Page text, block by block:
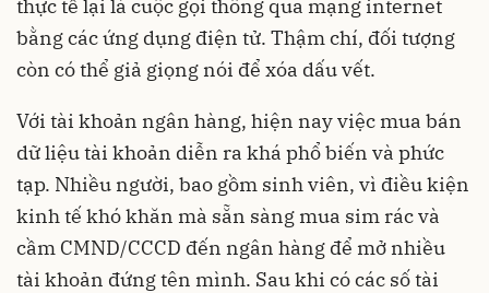
thực tế lại là cuộc gọi thông qua mạng internet
bằng các ứng dụng điện tử. Thậm chí, đối tượng
còn có thể giả giọng nói để xóa dấu vết.
Với tài khoản ngân hàng, hiện nay việc mua bán
dữ liệu tài khoản diễn ra khá phổ biến và phức
tạp. Nhiều người, bao gồm sinh viên, vì điều kiện
kinh tế khó khăn mà sẵn sàng mua sim rác và
cầm CMND/CCCD đến ngân hàng để mở nhiều
tài khoản đứng tên mình. Sau khi có các số tài